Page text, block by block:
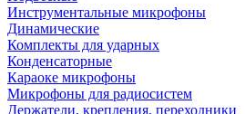
Инструментальные микрофоны
Динамические
Комплекты для ударных
Конденсаторные
Караоке микрофоны
Микрофоны для радиосистем
Держатели, крепления, переходники